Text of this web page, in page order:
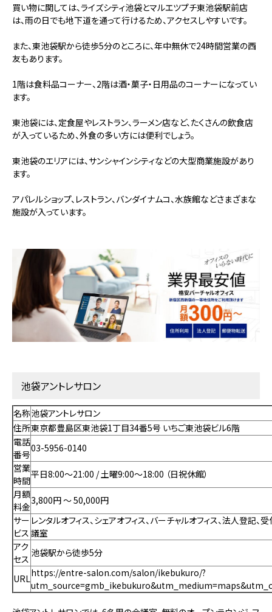
買い物に関しては、ライズシティ池袋とマルエツプチ東池袋駅前店
は、雨の日でも地下道を通って行けるため、アクセスしやすいです。
また、東池袋駅から徒歩5分のところに、年中無休で24時間営業の西
友もあります。
1階は食料品コーナー、2階は酒・菓子・日用品のコーナーになってい
ます。
東池袋には、定食屋やレストラン、ラーメン店など、たくさんの飲食店
が入っているため、外食の多い方には便利でしょう。
東池袋のエリアには、サンシャインシティなどの大型商業施設があり
ます。
アパレルショップ、レストラン、バンダイナムコ、水族館などさまざまな
施設が入っています。
池袋アントレサロン
名称池袋アントレサロン
住所東京都豊島区東池袋1丁目34番5号 いちご東池袋ビル6階
電話
番号
03-5956-0140
営業
時間
平日8:00～21:00 / 土曜9:00～18:00 （日祝休館）
月額
料金
3,800円 〜 50,000円
サー
ビス
レンタルオフィス、シェアオフィス、バーチャルオフィス、法人登記、
議室
アク
セス
池袋駅から徒歩5分
URLhttps://entre-salon.com/salon/ikebukuro/?